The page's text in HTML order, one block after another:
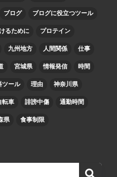
ブログ ブログに役立つツール
るために プロテイン
九州地方 人間関係 仕事
宮城県 情報発信 時間
ツール 理由 神奈川県
転車 誹謗中傷 通勤時間
県 食事制限